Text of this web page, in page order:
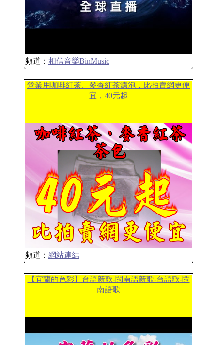
頻道： 相信音樂BinMusic
營業用咖啡紅茶、麥香紅茶濾泡，比拍賣網更便
宜，40元起
頻道： 網站連結
【宜蘭的色彩】台語新歌-閩南語新歌-台語歌-閩
南語歌